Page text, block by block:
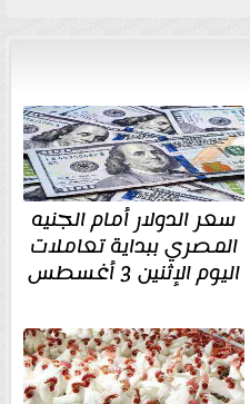
سعر الدولار أمام الجنيه
المصري ببداية تعاملات
اليوم الإثنين 3 أغسطس